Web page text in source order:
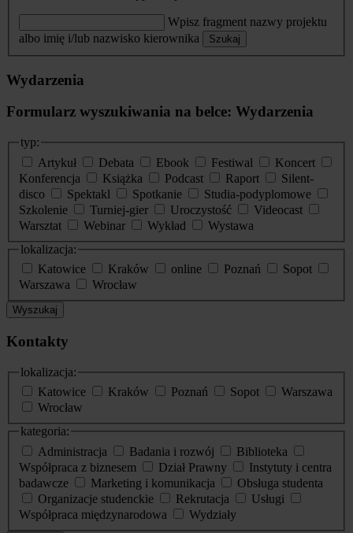
Wpisz fragment nazwy projektu
albo imię i/lub nazwisko kierownika
Szukaj
Wydarzenia
Formularz wyszukiwania na belce: Wydarzenia
typ:
Artykuł
Debata Ebook Festiwal
Koncert
Konferencja
Książka Podcast Raport
Silent-
disco
Spektakl Spotkanie
Studia-podyplomowe
Szkolenie
Turniej-gier Uroczystość
Videocast
Warsztat
Webinar Wykład
Wystawa
lokalizacja:
Katowice
Kraków online Poznań
Sopot
Warszawa
Wrocław
Wyszukaj
Kontakty
lokalizacja:
Katowice
Kraków Poznań Sopot
Warszawa
Wrocław
kategoria:
Administracja
Badania i rozwój
Biblioteka
Współpraca z biznesem
Dział Prawny
Instytuty i centra
badawcze
Marketing i komunikacja
Obsługa studenta
Organizacje studenckie
Rekrutacja
Usługi
Współpraca międzynarodowa
Wydziały